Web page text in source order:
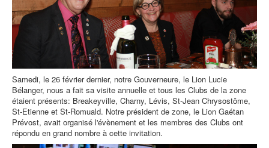
Samedi, le 26 février dernier, notre Gouverneure, le Lion Lucie
Bélanger, nous a fait sa visite annuelle et tous les Clubs de la zone
étaient présents: Breakeyville, Charny, Lévis, St-Jean Chrysostôme,
St-Etienne et St-Romuald. Notre président de zone, le Lion Gaétan
Prévost, avait organisé l'évènement et les membres des Clubs ont
répondu en grand nombre à cette invitation.